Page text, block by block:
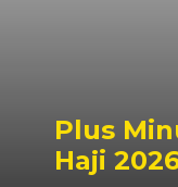
Plus
Haji